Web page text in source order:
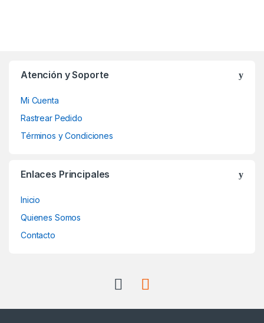
Atención y Soporte
Mi Cuenta
Rastrear Pedido
Términos y Condiciones
Enlaces Principales
Inicio
Quienes Somos
Contacto